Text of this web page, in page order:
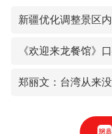
《欢迎来龙餐馆》